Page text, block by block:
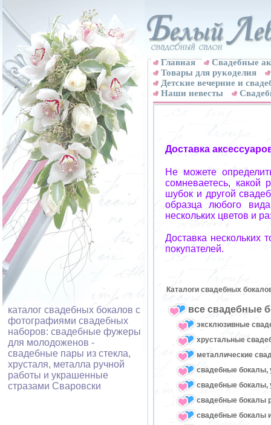
каталог свадебных бокалов с
фотографиями свадебных
наборов: свадебные фужеры
для молодоженов -
свадебные пары из стекла,
хрусталя, металла ручной
работы и украшенные
стразами Сваровски
Главная
Свадебные
Товары для рукоделия
Детские вечерние и
Наши невесты
Доставка
Не можете
сомневаетесь, какой
шубок и другой
образца любого
нескольких цветов и
Доставка нескольких
покупателей.
Каталоги свадебных
все свадебные
эксклюзивные
хрустальные
металлические
свадебные бокалы,
свадебные бокалы,
свадебные бокалы
свадебные бокалы